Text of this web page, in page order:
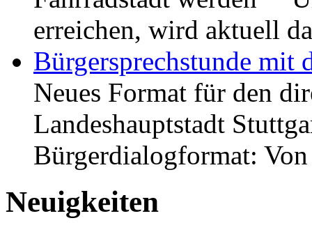
erreichen, wird aktuell
Bürgersprechstunde mit
Neues Format für den
Landeshauptstadt
Bürgerdialogformat:
Neuigkeiten